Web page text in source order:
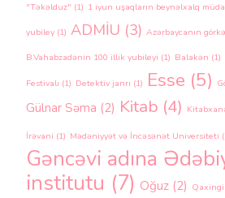
"Təkəlduz" (1) 1 iyun uşaqların beynəlxalq
yubiley (1) ADMİU (3) Azərbaycanın
B.Vahabzadənin 100 illik yubileyi (1) Balakən (1)
Festivalı (1) Detektiv janrı (1) Esse (5)
Gülnar Səma (2) Kitab (4)
İrəvani (1) Mədəniyyət və İncəsənət Universiteti
Gəncəvi adına
institutu (7) Oğuz (2)